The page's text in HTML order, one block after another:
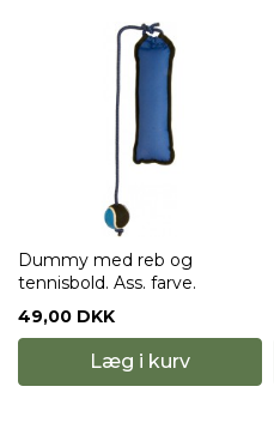
Dummy med reb og
tennisbold. Ass. farve.
49,00 DKK
Læg i kurv